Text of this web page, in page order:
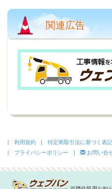
関連広告
| 利用規約 | 特定商取引法に基づく表記
| プライバシーポリシー |
お問い